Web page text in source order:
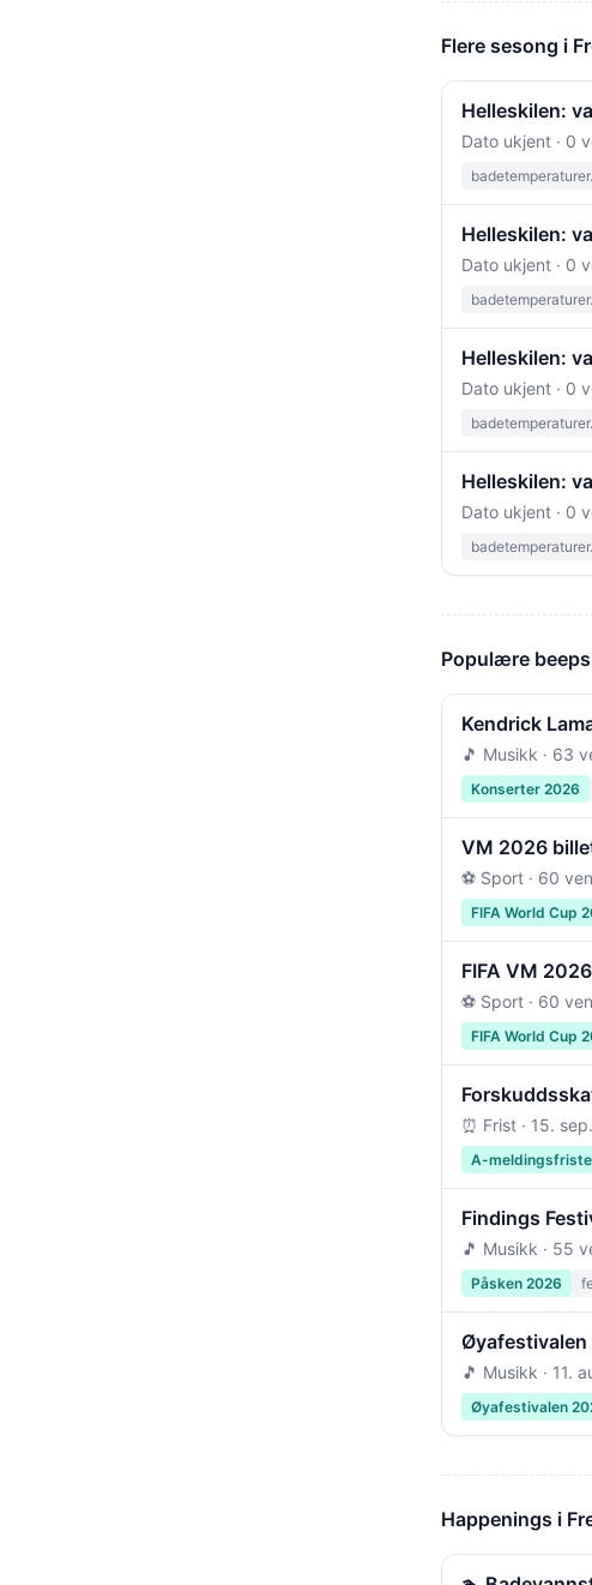
Flere sesong i
Helleskilen:
Dato ukjent · 0
Helleskilen:
Dato ukjent · 0
Helleskilen:
Dato ukjent · 0
Helleskilen:
Dato ukjent · 0
Populære beeps
Kendrick
🎵 Musikk · 63
Konserter 2026
VM 2026
⚽ Sport · 60
FIFA World Cup
FIFA VM
⚽ Sport · 60
FIFA World Cup
⏰ Frist · 15.
A-
Findings
🎵 Musikk · 55
Påsken 2026
🎵 Musikk · 11.
Øyafestivalen
Happenings i